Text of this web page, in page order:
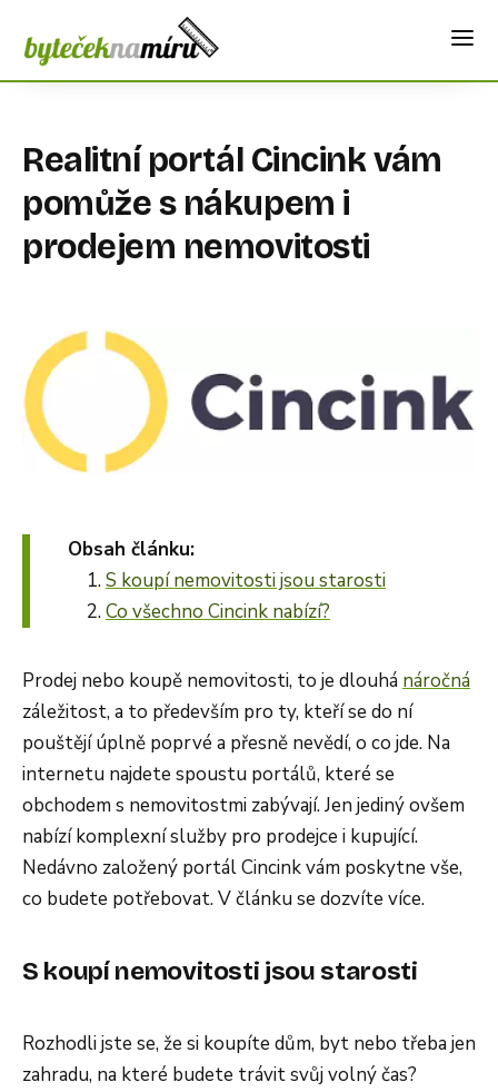
Realitní portál Cincink vám
pomůže s nákupem i
prodejem nemovitosti
Obsah článku:
S koupí nemovitosti jsou starosti
Co všechno Cincink nabízí?
Prodej nebo koupě nemovitosti, to je dlouhá náročná
záležitost, a to především pro ty, kteří se do ní
pouštějí úplně poprvé a přesně nevědí, o co jde. Na
internetu najdete spoustu portálů, které se
obchodem s nemovitostmi zabývají. Jen jediný ovšem
nabízí komplexní služby pro prodejce i kupující.
Nedávno založený portál Cincink vám poskytne vše,
co budete potřebovat. V článku se dozvíte více.
S koupí nemovitosti jsou starosti
Rozhodli jste se, že si koupíte dům, byt nebo třeba jen
zahradu, na které budete trávit svůj volný čas?